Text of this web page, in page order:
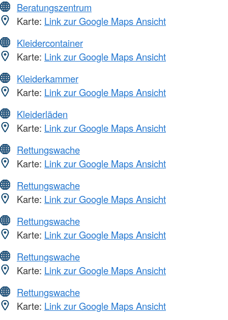
Beratungszentrum
Karte: Link zur Google Maps Ansicht
Kleidercontainer
Karte: Link zur Google Maps Ansicht
Kleiderkammer
Karte: Link zur Google Maps Ansicht
Kleiderläden
Karte: Link zur Google Maps Ansicht
Rettungswache
Karte: Link zur Google Maps Ansicht
Rettungswache
Karte: Link zur Google Maps Ansicht
Rettungswache
Karte: Link zur Google Maps Ansicht
Rettungswache
Karte: Link zur Google Maps Ansicht
Rettungswache
Karte: Link zur Google Maps Ansicht